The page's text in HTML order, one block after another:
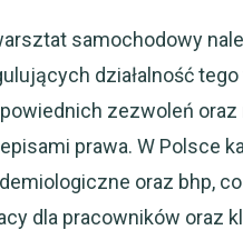
samochodowy
działalność
zezwoleń
prawa. W Polsce
oraz bhp,
dla pracowników oraz